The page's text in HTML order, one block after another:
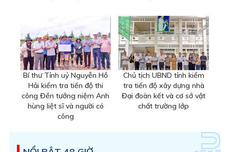
Bí thư Tỉnh uỷ Nguyễn Hồ
Hải kiểm tra tiến độ thi
công Đền tưởng niệm Anh
hùng liệt sĩ và người có
công
Chủ tịch UBND tỉnh kiểm
tra tiến độ xây dựng nhà
Đại đoàn kết và cơ sở vật
chất trường lớp